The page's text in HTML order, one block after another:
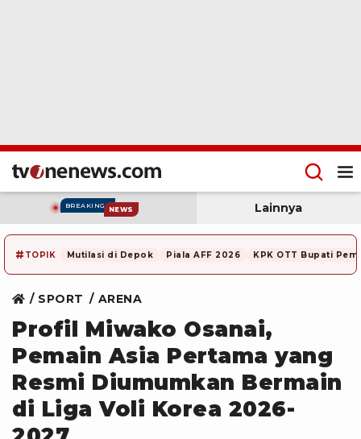
BREAKING NEWS Lainnya
# TOPIK Mutilasi di Depok Piala AFF 2026 KPK OTT Bupati
SPORT ARENA
Profil Miwako Osanai,
Pemain Asia Pertama yang
Resmi Diumumkan Bermain
di Liga Voli Korea 2026-